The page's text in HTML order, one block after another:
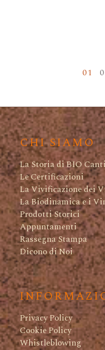
01
CHI SIAMO
La Storia di BIO
Le Certificazioni
La Vivificazione dei
La Biodinamica e i
Prodotti Storici
Appuntamenti
Rassegna Stampa
Dicono di Noi
Privacy Policy
Cookie Policy
Whistleblowing